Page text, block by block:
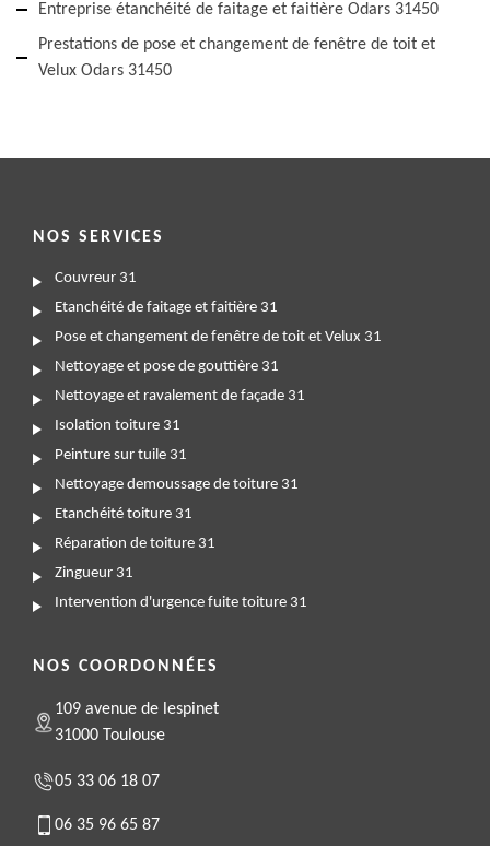
Entreprise étanchéité de faitage et faitière Odars 31450
Prestations de pose et changement de fenêtre de toit et
Velux Odars 31450
NOS SERVICES
Couvreur 31
Etanchéité de faitage et faitière 31
Pose et changement de fenêtre de toit et Velux 31
Nettoyage et pose de gouttière 31
Nettoyage et ravalement de façade 31
Isolation toiture 31
Peinture sur tuile 31
Nettoyage demoussage de toiture 31
Etanchéité toiture 31
Réparation de toiture 31
Zingueur 31
Intervention d'urgence fuite toiture 31
NOS COORDONNÉES
109 avenue de lespinet
31000 Toulouse
05 33 06 18 07
06 35 96 65 87